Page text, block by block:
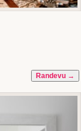
Randevu →